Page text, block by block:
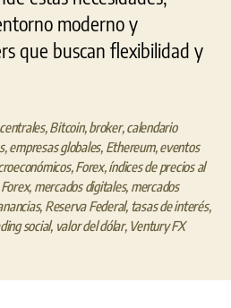
moderno y
que buscan flexibilidad y
,Bitcoin,broker,calendario
,empresas globales, Ethereum,eventos
,Forex,índices de precios al
, mercados digitales, mercados
, Reserva Federal, tasas de interés,
social, valor del dólar, Ventury FX